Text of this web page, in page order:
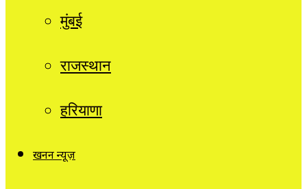
मुंबई
राजस्थान
हरियाणा
खनन न्यूज़